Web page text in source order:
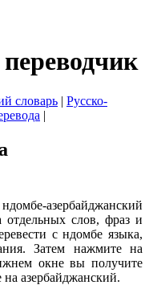
словарь | Русско-
|
азербайджанский
отдельных слов, фраз и
с ндомбе языка,
Затем нажмите на
окне вы получите
на азербайджанский.